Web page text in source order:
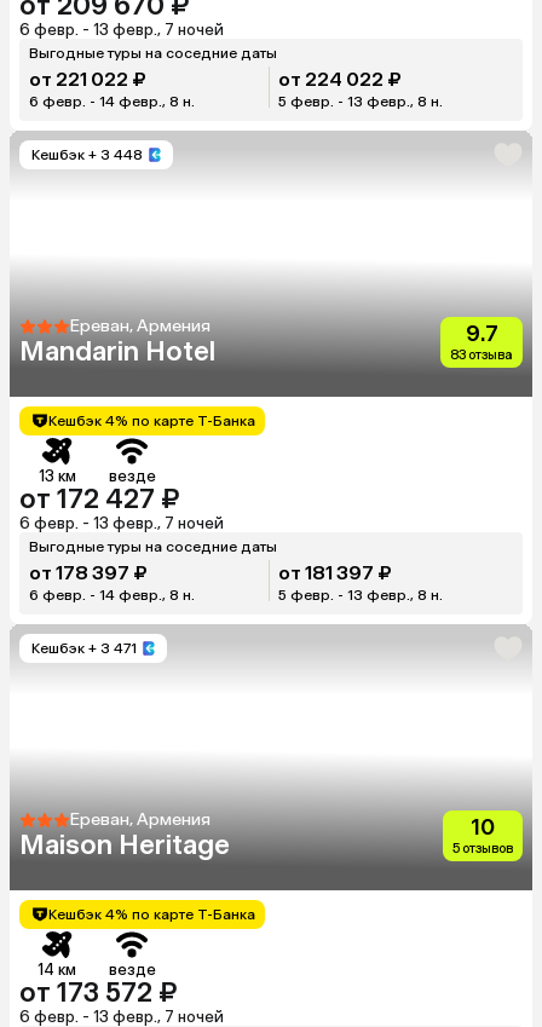
6 февр. - 13 февр., 7 ночей
Выгодные туры на соседние даты
от 221 022 ₽
6 февр. - 14 февр., 8 н.
от 224 022 ₽
5 февр. - 13 февр., 8 н.
Кешбэк + 3 448
Ереван, Армения
Mandarin Hotel
9.7
83 отзыва
Кешбэк 4% по карте Т-Банка
13 км везде
от 172 427 ₽
6 февр. - 13 февр., 7 ночей
Выгодные туры на соседние даты
от 178 397 ₽
6 февр. - 14 февр., 8 н.
от 181 397 ₽
5 февр. - 13 февр., 8 н.
Кешбэк + 3 471
Ереван, Армения
Maison Heritage
10
5 отзывов
Кешбэк 4% по карте Т-Банка
14 км везде
от 173 572 ₽
6 февр. - 13 февр., 7 ночей